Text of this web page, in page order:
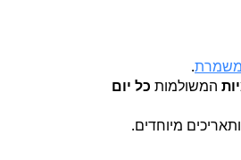
.
המשולמות כל יום
מיוחדים.